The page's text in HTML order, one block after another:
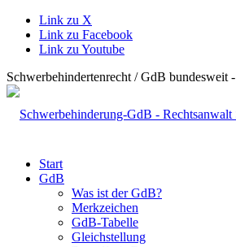
Link zu X
Link zu Facebook
Link zu Youtube
Schwerbehindertenrecht / GdB bundesweit -
Start
GdB
Was ist der GdB?
Merkzeichen
GdB-Tabelle
Gleichstellung